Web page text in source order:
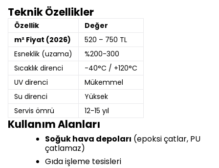
Teknik Özellikler
Özellik
Değer
m² Fiyat (2026)
520 – 750 TL
Esneklik (uzama)
%200-300
Sıcaklık direnci
-40°C / +120°C
UV direnci
Mükemmel
Su direnci
Yüksek
Servis ömrü
12-15 yıl
Kullanım Alanları
Soğuk hava depoları (epoksi çatlar, PU
çatlamaz)
Gıda işleme tesisleri